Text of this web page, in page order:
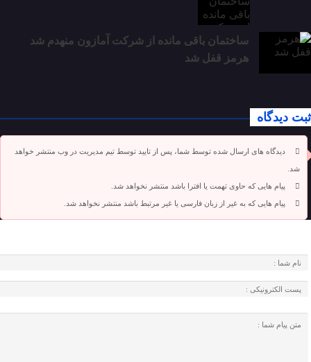
ساختمان باقی مانده از شرکت آمازون منهدم شد
هرمز قفل شد
ثبت دیدگاه
دیدگاه های ارسال شده توسط شما، پس از تایید توسط تیم مدیریت در وب منتشر خواهد
شد.
پیام هایی که حاوی تهمت یا افترا باشد منتشر نخواهد شد.
پیام هایی که به غیر از زبان فارسی یا غیر مرتبط باشد منتشر نخواهد شد.